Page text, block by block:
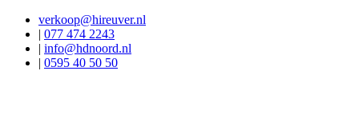
verkoop@hireuver.nl
| 077 474 2243
| info@hdnoord.nl
| 0595 40 50 50